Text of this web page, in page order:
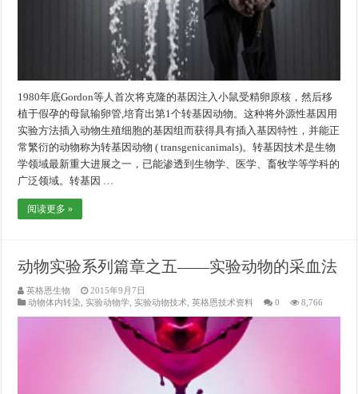
1980年底Gordon等人首次将克隆的基因注入小鼠受精卵原核，然后移
植于假孕的母鼠输卵管,培育出第1个转基因动物。这种将外源性基因用
实验方法插入动物生殖细胞的基因组而获得具有插入基因特性，并能正
常繁衍的动物称为转基因动物 ( transgenicanimals)。转基因技术是生物
学领域最新重大进展之一，已能渗透到生物学、医学、畜牧学等学科的
广泛领域。转基因 …
阅读更多 »
动物实验系列篇章之五——实验动物的采血法
英格恩生物
2015年9月7日
动物体内转染 ,实验动物学 ,实验动物技术 ,英格恩技术资料 0 8,766